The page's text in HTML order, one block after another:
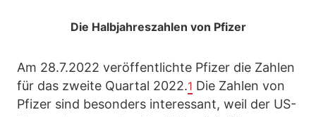
Die Halbjahreszahlen von Pfizer
Am 28.7.2022 veröffentlichte Pfizer die Zahlen
für das zweite Quartal 2022.1 Die Zahlen von
Pfizer sind besonders interessant, weil der US-